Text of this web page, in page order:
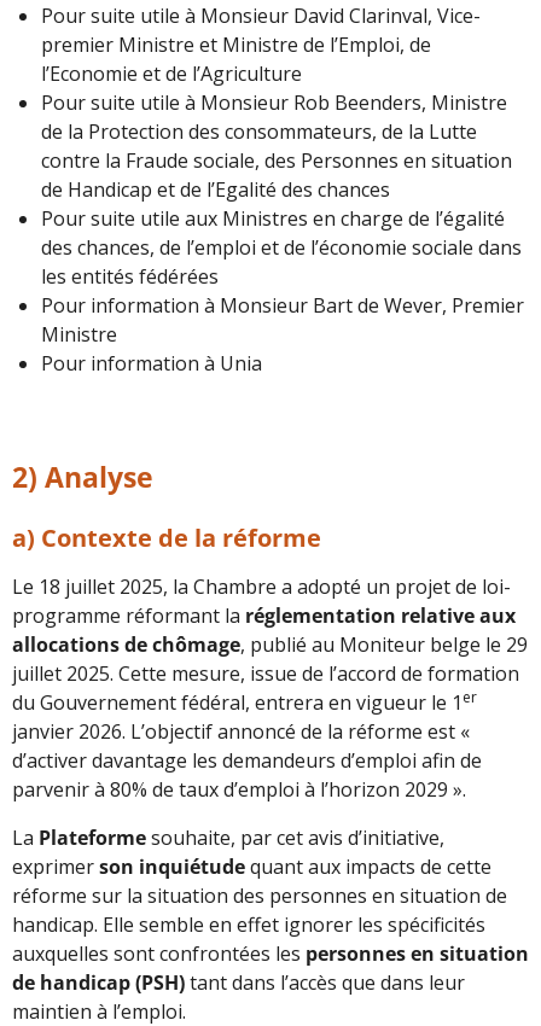
Pour suite utile à Monsieur David Clarinval, Vice-
premier Ministre et Ministre de l’Emploi, de
l’Economie et de l’Agriculture
Pour suite utile à Monsieur Rob Beenders, Ministre
de la Protection des consommateurs, de la Lutte
contre la Fraude sociale, des Personnes en situation
de Handicap et de l’Egalité des chances
Pour suite utile aux Ministres en charge de l’égalité
des chances, de l’emploi et de l’économie sociale dans
les entités fédérées
Pour information à Monsieur Bart de Wever, Premier
Ministre
Pour information à Unia
2) Analyse
a) Contexte de la réforme
Le 18 juillet 2025, la Chambre a adopté un projet de loi-
programme réformant la réglementation relative aux
allocations de chômage, publié au Moniteur belge le 29
juillet 2025. Cette mesure, issue de l’accord de formation
du Gouvernement fédéral, entrera en vigueur le 1 er
janvier 2026. L’objectif annoncé de la réforme est «
d’activer davantage les demandeurs d’emploi afin de
parvenir à 80% de taux d’emploi à l’horizon 2029 ».
La Plateformesouhaite, par cet avis d’initiative,
exprimerson inquiétudequant aux impacts de cette
réforme sur la situation des personnes en situation de
handicap. Elle semble en effet ignorer les spécificités
auxquelles sont confrontées les personnes en situation
de handicap (PSH)tant dans l’accès que dans leur
maintien à l’emploi.